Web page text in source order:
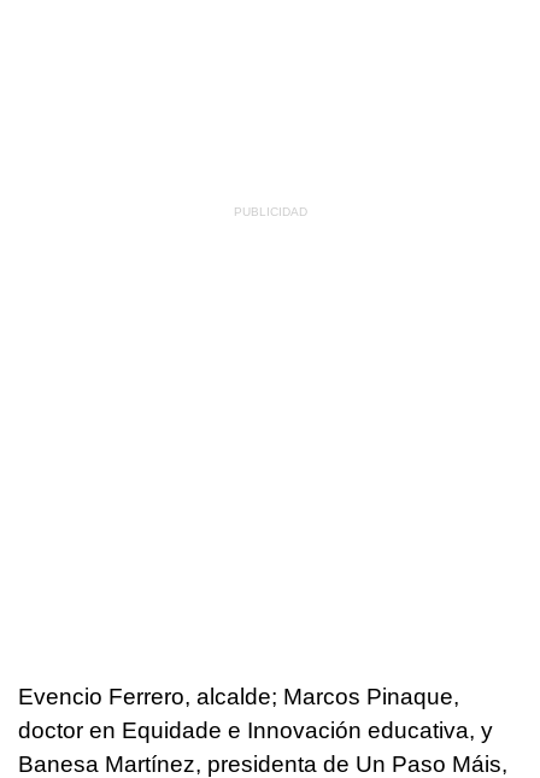
Evencio Ferrero, alcalde; Marcos Pinaque,
doctor en Equidade e Innovación educativa, y
Banesa Martínez, presidenta de Un Paso Máis,